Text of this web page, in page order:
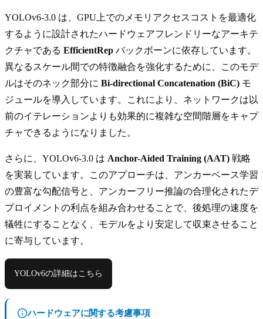
YOLOv6-3.0 は、GPU上でのメモリアクセスコストを最適化
するように設計されたハードウェアフレンドリーなアーキテ
クチャである EfficientRep バックボーンに依存しています。
異なるスケール間での特徴融合を強化するために、このモデ
ルはそのネック部分に Bi-directional Concatenation (BiC) モ
ジュールを導入しています。これにより、ネットワークは以
前のイテレーションよりも効果的に複雑な空間階層をキャプ
チャできるようになりました。
さらに、YOLOv6-3.0 は Anchor-Aided Training (AAT) 戦略
を実装しています。このアプローチは、アンカーベース学習
の豊富な勾配信号と、アンカーフリー推論の合理化されたデ
プロイメントの利点を組み合わせることで、後処理の速度を
犠牲にすることなく、モデルをより安定して収束させること
に寄与しています。
YOLOv6の詳細はこちら
ハードウェアに関する考慮事項